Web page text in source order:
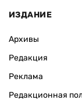
ИЗДАНИЕ
Архивы
Редакция
Реклама
Редакционная